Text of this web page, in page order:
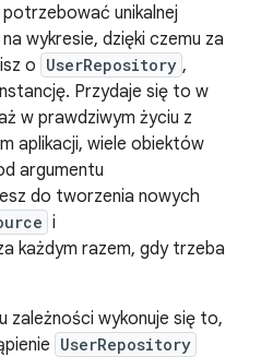
unikalnej
na wykresie, dzięki czemu za
o UserRepository ,
Przydaje się to w
w prawdziwym życiu z
aplikacji, wiele obiektów
argumentu
do tworzenia nowych
i
każdym razem, gdy trzeba
zależności wykonuje się to,
UserRepository